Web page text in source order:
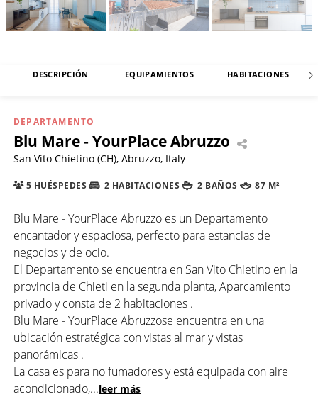
DESCRIPCIÓN EQUIPAMIENTOS HABITACIONES
DEPARTAMENTO
Blu Mare - YourPlace Abruzzo
San Vito Chietino (CH), Abruzzo, Italy
5 HUÉSPEDES 2 HABITACIONES 2 BAÑOS 87 M²
Blu Mare - YourPlace Abruzzo es un Departamento
encantador y espaciosa, perfecto para estancias de
negocios y de ocio.
El Departamento se encuentra en San Vito Chietino en la
provincia de Chieti en la segunda planta, Aparcamiento
privado y consta de 2 habitaciones .
Blu Mare - YourPlace Abruzzose encuentra en una
ubicación estratégica con vistas al mar y vistas
panorámicas .
La casa es para no fumadores y está equipada con aire
acondicionado,...leer más